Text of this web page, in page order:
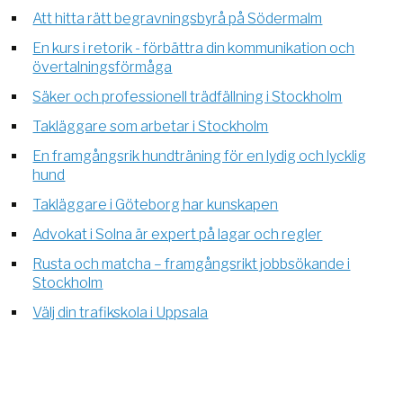
Att hitta rätt begravningsbyrå på Södermalm
En kurs i retorik - förbättra din kommunikation och
övertalningsförmåga
Säker och professionell trädfällning i Stockholm
Takläggare som arbetar i Stockholm
En framgångsrik hundträning för en lydig och lycklig
hund
Takläggare i Göteborg har kunskapen
Advokat i Solna är expert på lagar och regler
Rusta och matcha – framgångsrikt jobbsökande i
Stockholm
Välj din trafikskola i Uppsala